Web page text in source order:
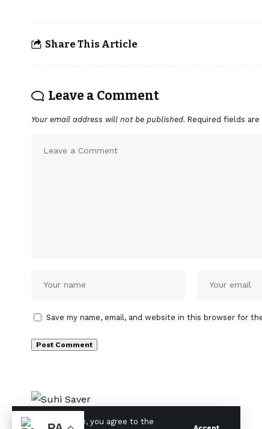
By using this site, you agree to the
Share This Article
Leave a Comment
Your email address will not be published. Required fields are
Save my name, email, and website in this browser for